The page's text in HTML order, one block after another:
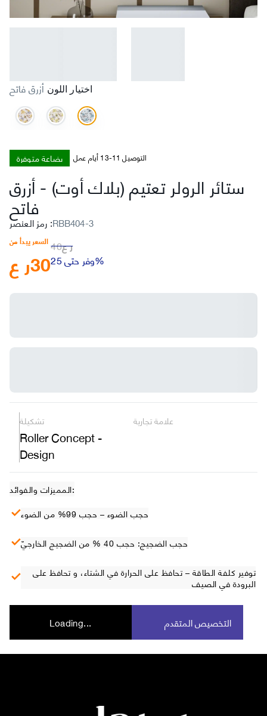
اختيار اللون أزرق فاتح
بضاعة متوفرة التوصيل 11-13 أيام عمل
ستائر الرولر تعتيم (بلاك أوت) -أزرق
فاتح
:RBB404-3
السعر يبدأ من
ر ع30
ر ع40
وفر حتى 25%
تشكيلة
Roller Concept -
Design
علامة تجارية
المميزات والفوائد:
حجب الضوء – حجب 99% من الضوء
حجب الضجيج: حجب 40 % من الضجيج الخارجيّ
توفير كلفة الطاقة – تحافظ على الحرارة في الشتاء، و تحافظ على
البرودة في الصيف
Loading... التخصيص المتقدم